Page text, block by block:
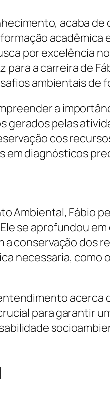
acaba de
acadêmica
por excelência
a carreira de
ambientais de
a
pelas
dos
em diagnósticos
Ambiental, Fábio
se aprofundou
conservação dos
necessária, como
para garantir